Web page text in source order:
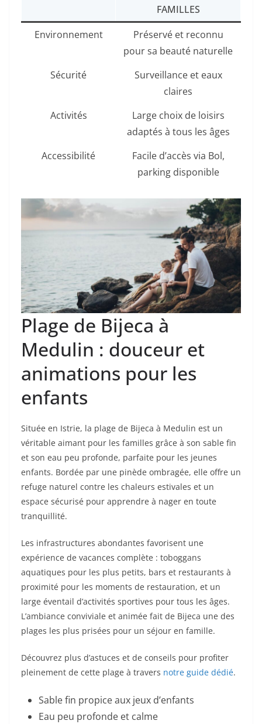
FAMILLES
Environnement
Préservé et reconnu
pour sa beauté naturelle
Sécurité
Surveillance et eaux
claires
Activités
Large choix de loisirs
adaptés à tous les âges
Accessibilité
Facile d’accès via Bol,
parking disponible
Plage de Bijeca à
Medulin : douceur et
animations pour les
enfants
Située en Istrie, la plage de Bijeca à Medulin est un
véritable aimant pour les familles grâce à son sable fin
et son eau peu profonde, parfaite pour les jeunes
enfants. Bordée par une pinède ombragée, elle offre un
refuge naturel contre les chaleurs estivales et un
espace sécurisé pour apprendre à nager en toute
tranquillité.
Les infrastructures abondantes favorisent une
expérience de vacances complète : toboggans
aquatiques pour les plus petits, bars et restaurants à
proximité pour les moments de restauration, et un
large éventail d’activités sportives pour tous les âges.
L’ambiance conviviale et animée fait de Bijeca une des
plages les plus prisées pour un séjour en famille.
Découvrez plus d’astuces et de conseils pour profiter
pleinement de cette plage à travers notre guide dédié.
Sable fin propice aux jeux d’enfants
Eau peu profonde et calme